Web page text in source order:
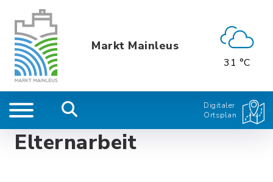
Markt Mainleus
31 °C
Digitaler
Ortsplan
Elternarbeit